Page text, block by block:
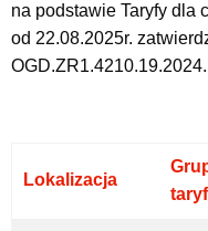
na podstawie Taryfy dla
od 22.08.2025r.
Lokalizacja